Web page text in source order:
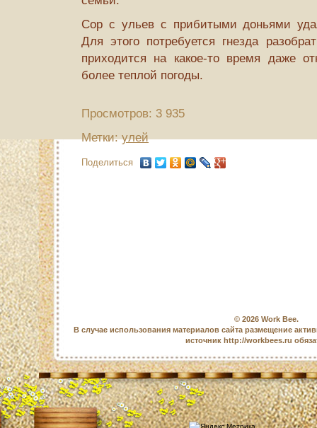
Сор с ульев с прибитыми доньями
Для этого потребуется гнезда
приходится на какое-то время даже
более теплой погоды.
Просмотров: 3 935
Метки:улей
Поделиться
© 2026 Work Bee.
В случае использования материалов сайта размещение
источник http://workbees.ru